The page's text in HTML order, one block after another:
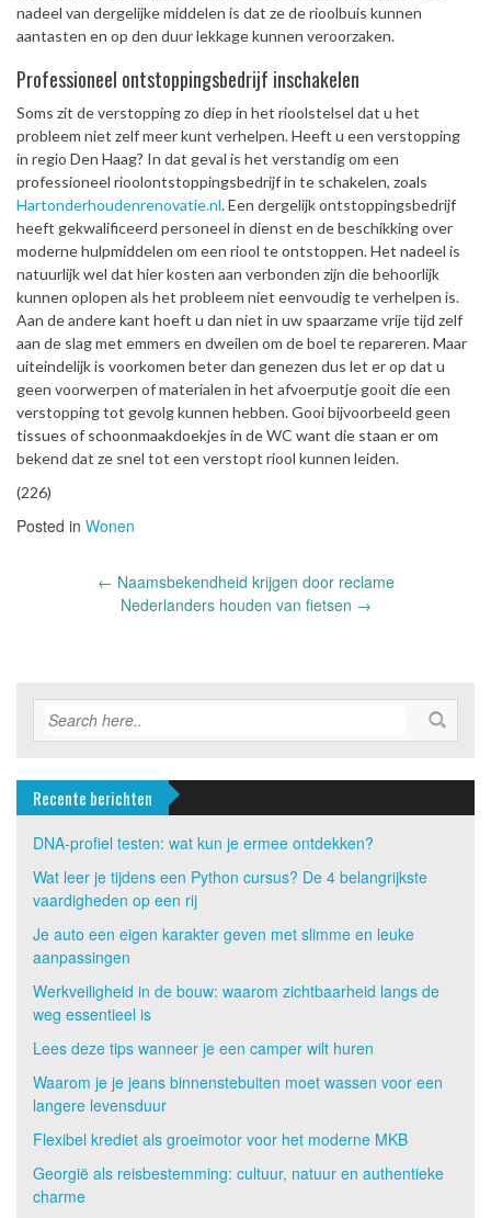
nadeel van dergelijke middelen is dat ze de rioolbuis kunnen
aantasten en op den duur lekkage kunnen veroorzaken.
Professioneel ontstoppingsbedrijf inschakelen
Soms zit de verstopping zo diep in het rioolstelsel dat u het
probleem niet zelf meer kunt verhelpen. Heeft u een verstopping
in regio Den Haag? In dat geval is het verstandig om een
professioneel rioolontstoppingsbedrijf in te schakelen, zoals
Hartonderhoudenrenovatie.nl. Een dergelijk ontstoppingsbedrijf
heeft gekwalificeerd personeel in dienst en de beschikking over
moderne hulpmiddelen om een riool te ontstoppen. Het nadeel is
natuurlijk wel dat hier kosten aan verbonden zijn die behoorlijk
kunnen oplopen als het probleem niet eenvoudig te verhelpen is.
Aan de andere kant hoeft u dan niet in uw spaarzame vrije tijd zelf
aan de slag met emmers en dweilen om de boel te repareren. Maar
uiteindelijk is voorkomen beter dan genezen dus let er op dat u
geen voorwerpen of materialen in het afvoerputje gooit die een
verstopping tot gevolg kunnen hebben. Gooi bijvoorbeeld geen
tissues of schoonmaakdoekjes in de WC want die staan er om
bekend dat ze snel tot een verstopt riool kunnen leiden.
(226)
Posted in Wonen
← Naamsbekendheid krijgen door reclame
Nederlanders houden van fietsen →
Recente berichten
DNA-profiel testen: wat kun je ermee ontdekken?
Wat leer je tijdens een Python cursus? De 4 belangrijkste
vaardigheden op een rij
Je auto een eigen karakter geven met slimme en leuke
aanpassingen
Werkveiligheid in de bouw: waarom zichtbaarheid langs de
weg essentieel is
Lees deze tips wanneer je een camper wilt huren
Waarom je je jeans binnenstebuiten moet wassen voor een
langere levensduur
Flexibel krediet als groeimotor voor het moderne MKB
Georgië als reisbestemming: cultuur, natuur en authentieke
charme